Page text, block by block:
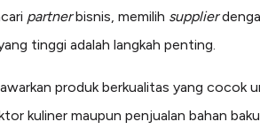
partnerbisnis, memilih supplier
tinggi adalah langkah penting.
produk berkualitas yang cocok
kuliner maupun penjualan bahan